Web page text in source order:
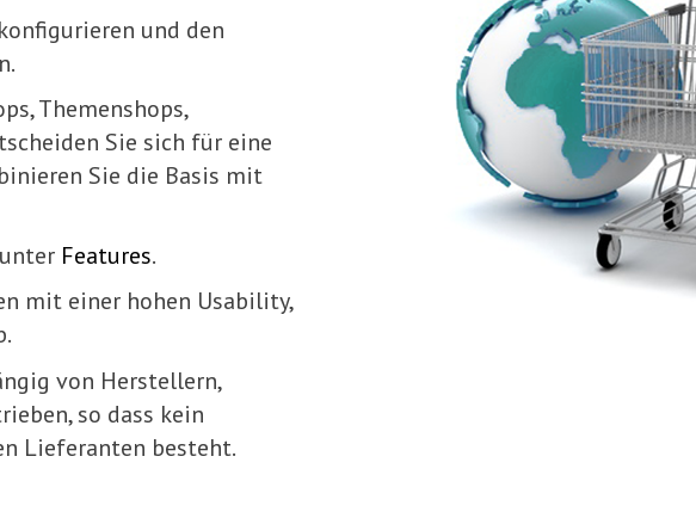
und den
Themenshops,
Sie sich für eine
Sie die Basis mit
Features.
mit einer hohen Usability,
von Herstellern,
so dass kein
Lieferanten besteht.